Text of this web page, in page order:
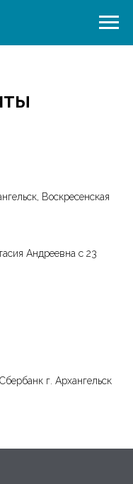
Воскресенская
Андреевна с 23
г. Архангельск